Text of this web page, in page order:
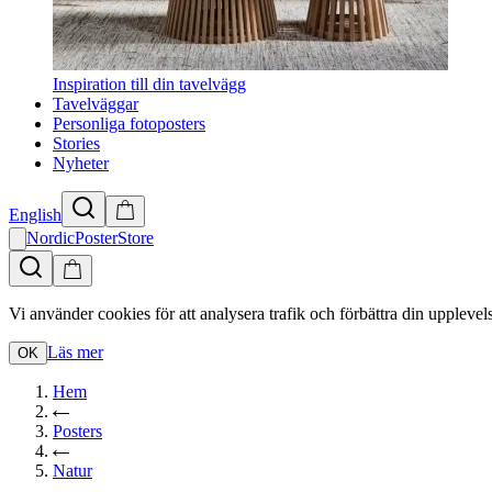
Inspiration till din tavelvägg
Tavelväggar
Personliga fotoposters
Stories
Nyheter
English
NordicPosterStore
Vi använder cookies för att analysera trafik och förbättra din
OK Läs mer
Hem
Posters
Natur